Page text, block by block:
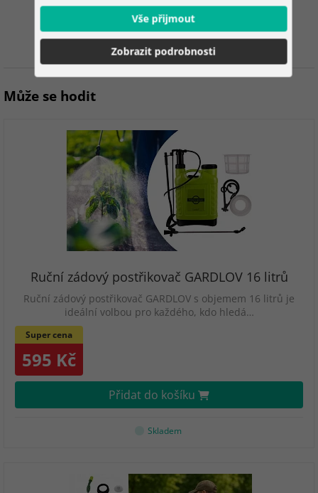
zákazníků doporučuje
Může se hodit
Ruční zádový postřikovač GARDLOV 16 litrů
Ruční zádový postřikovač GARDLOV s objemem 16 litrů je
ideální volbou pro každého, kdo hledá…
Super cena
595 Kč
Přidat do košíku
Skladem
Vše přijmout
Zobrazit podrobnosti